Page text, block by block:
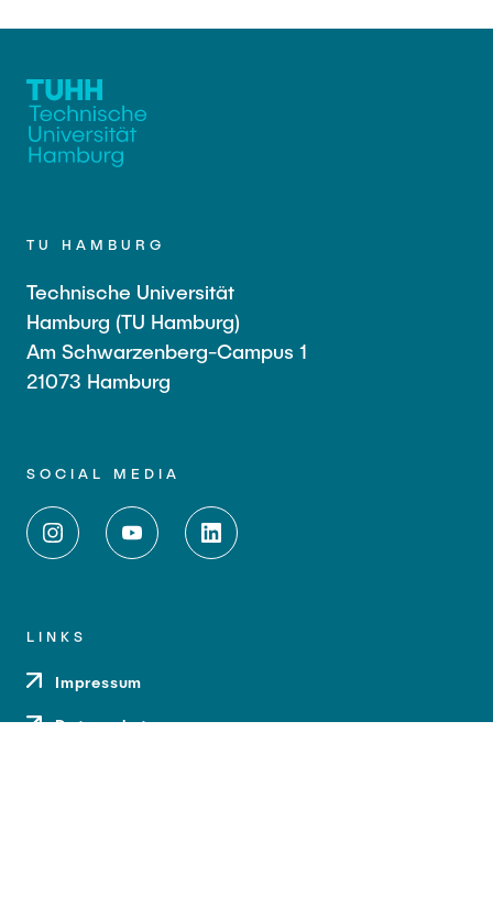
TU HAMBURG
Technische Universität
Hamburg (TU Hamburg)
Am Schwarzenberg-Campus 1
21073 Hamburg
SOCIAL MEDIA
LINKS
Impressum
Datenschutz